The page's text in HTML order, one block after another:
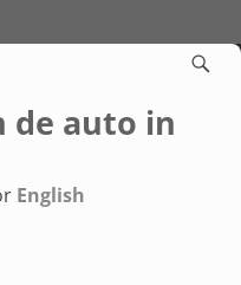
de auto in
English